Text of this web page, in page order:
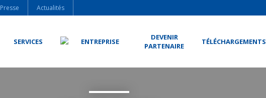
Presse Actualités
SERVICES ENTREPRISE
DEVENIR
PARTENAIRE
TÉLÉCHARGEMENTS